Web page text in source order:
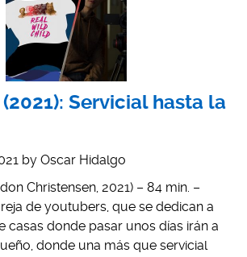
Servicial hasta la
byOscar Hidalgo
Christensen, 2021) – 84 min. –
de youtubers, que se dedican a
casas donde pasar unos días irán a
donde una más que servicial